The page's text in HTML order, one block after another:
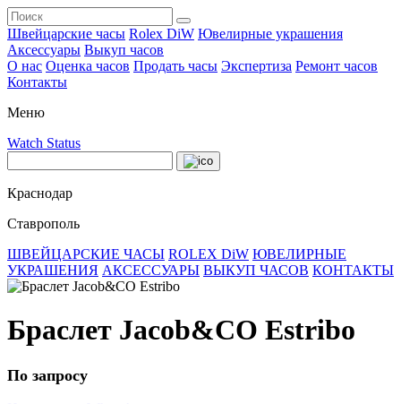
Швейцарские часы Rolex DiW Ювелирные украшения
Аксессуары Выкуп часов
О нас Оценка часов Продать часы Экспертиза Ремонт часов
Контакты
Меню
Watch Status
Краснодар
Ставрополь
ШВЕЙЦАРСКИЕ ЧАСЫ ROLEX DiW ЮВЕЛИРНЫЕ
УКРАШЕНИЯ АКСЕССУАРЫ ВЫКУП ЧАСОВ КОНТАКТЫ
Браслет Jacob&CO Estribo
По запросу